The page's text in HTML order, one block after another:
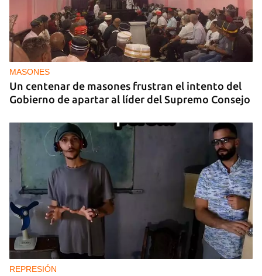
MASONES
Un centenar de masones frustran el intento del
Gobierno de apartar al líder del Supremo Consejo
REPRESIÓN